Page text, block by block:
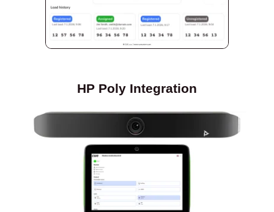
HP Poly Integration